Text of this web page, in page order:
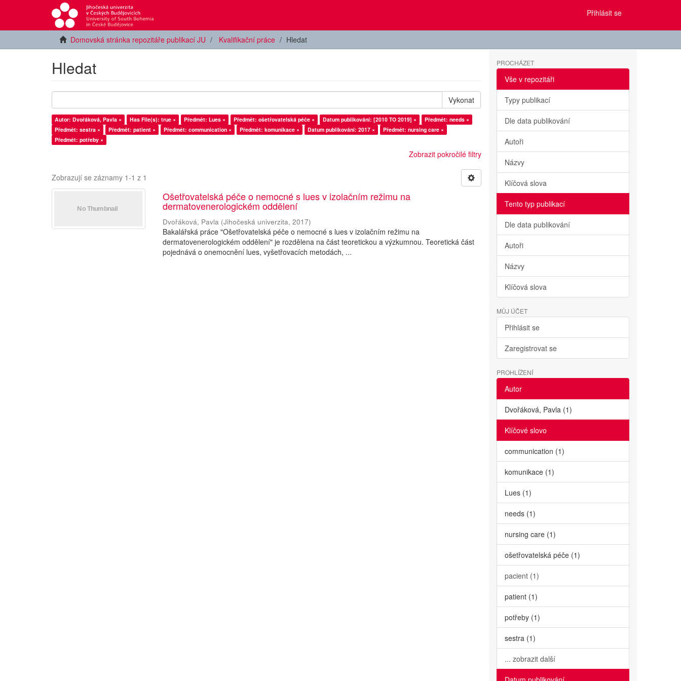
Přihlásit se
Domovská stránka repozitáře publikací JU Kvalifikační práce Hledat
Hledat
Vykonat
Autor: Dvořáková, Pavla × Has File(s): true × Předmět: Lues × Předmět: ošetřovatelská péče × Datum publikování: [2010 TO 2019] ×
Předmět: needs ×
Předmět: sestra ×
Předmět: patient × Předmět: communication × Předmět: komunikace × Datum publikování: 2017 ×
Předmět: nursing care ×
Předmět: potřeby ×
Zobrazit pokročilé filtry
Zobrazují se záznamy 1-1 z 1
Ošetřovatelská péče o nemocné s lues v izolačním režimu na
dermatovenerologickém oddělení
Dvořáková, Pavla (Jihočeská univerzita,2017)
Bakalářská práce "Ošetřovatelská péče o nemocné s lues v izolačním režimu na
dermatovenerologickém oddělení" je rozdělena na část teoretickou a výzkumnou. Teoretická část
pojednává o onemocnění lues, vyšetřovacích metodách, ...
PROCHÁZET
Vše v repozitáři
Typy publikací
Dle data publikování
Autoři
Názvy
Klíčová slova
Tento typ publikací
Dle data publikování
Autoři
Názvy
Klíčová slova
MŮJ ÚČET
Přihlásit se
Zaregistrovat se
PROHLÍŽENÍ
Autor
Dvořáková, Pavla (1)
Klíčové slovo
communication (1)
komunikace (1)
Lues (1)
needs (1)
nursing care (1)
ošetřovatelská péče (1)
pacient (1)
patient (1)
potřeby (1)
sestra (1)
... zobrazit další